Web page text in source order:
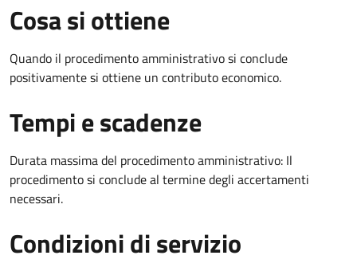
Cosa si ottiene
Quando il procedimento amministrativo si conclude
positivamente si ottiene un contributo economico.
Tempi e scadenze
Durata massima del procedimento amministrativo: Il
procedimento si conclude al termine degli accertamenti
necessari.
Condizioni di servizio